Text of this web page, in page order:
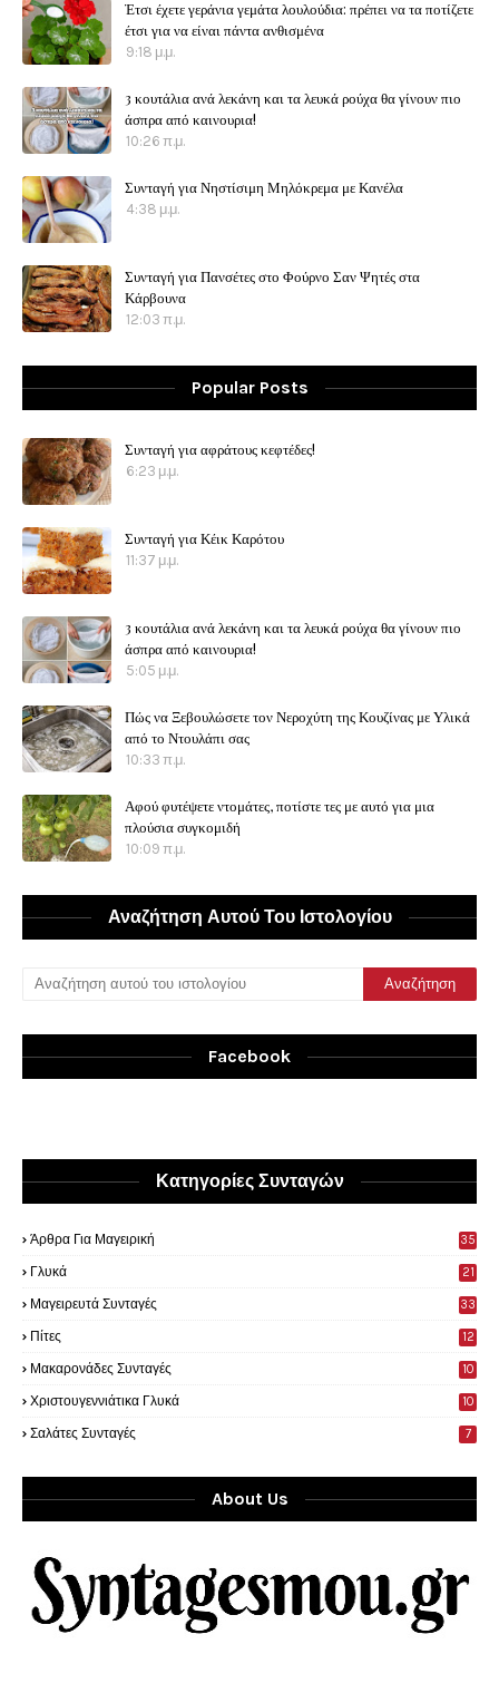
Έτσι έχετε γεράνια γεμάτα λουλούδια: πρέπει να τα ποτίζετε
έτσι για να είναι πάντα ανθισμένα
9:18 μ.μ.
3 κουτάλια ανά λεκάνη και τα λευκά ρούχα θα γίνουν πιο
άσπρα από καινουρια!
10:26 π.μ.
Συνταγή για Νηστίσιμη Μηλόκρεμα με Κανέλα
4:38 μ.μ.
Συνταγή για Πανσέτες στο Φούρνο Σαν Ψητές στα
Κάρβουνα
12:03 π.μ.
Popular Posts
Συνταγή για αφράτους κεφτέδες!
6:23 μ.μ.
Συνταγή για Κέικ Καρότου
11:37 μ.μ.
3 κουτάλια ανά λεκάνη και τα λευκά ρούχα θα γίνουν πιο
άσπρα από καινουρια!
5:05 μ.μ.
Πώς να Ξεβουλώσετε τον Νεροχύτη της Κουζίνας με Υλικά
από το Ντουλάπι σας
10:33 π.μ.
Αφού φυτέψετε ντομάτες, ποτίστε τες με αυτό για μια
πλούσια συγκομιδή
10:09 π.μ.
Αναζήτηση Αυτού Του Ιστολογίου
Facebook
Κατηγορίες Συνταγών
Άρθρα Για Μαγειρική
35
Γλυκά
21
Μαγειρευτά Συνταγές 33
Πίτες 12
Μακαρονάδες Συνταγές 10
Χριστουγεννιάτικα Γλυκά 10
Σαλάτες Συνταγές 7
About Us